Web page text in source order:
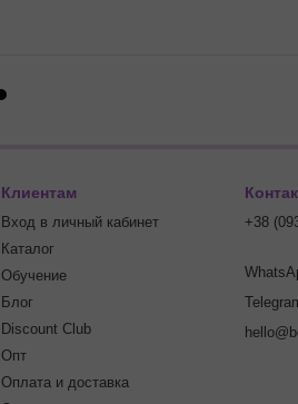
Клиентам
Вход в личный кабинет
Каталог
Обучение
Блог
Discount Club
Опт
Оплата и доставка
+38